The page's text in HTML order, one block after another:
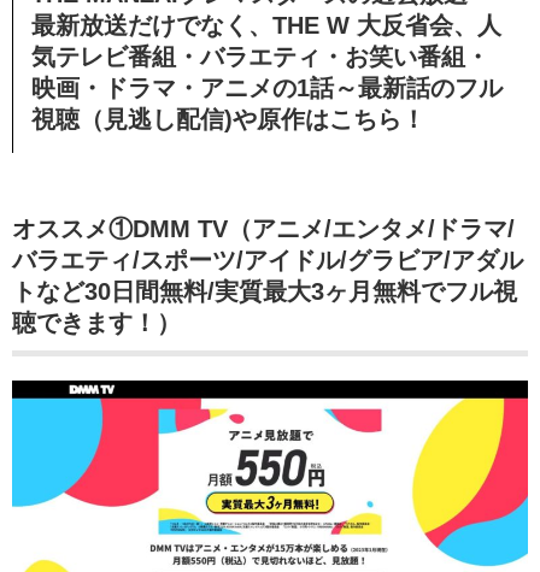
最新放送だけでなく、THE W 大反省会、人
気テレビ番組・バラエティ・お笑い番組・
映画・ドラマ・アニメの1話～最新話のフル
視聴（見逃し配信)や原作はこちら！
オススメ①DMM TV（アニメ/エンタメ/ドラマ/
バラエティ/スポーツ/アイドル/グラビア/アダル
トなど30日間無料/実質最大3ヶ月無料でフル視
聴できます！）